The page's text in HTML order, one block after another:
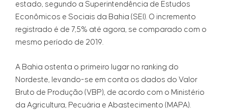
estado, segundo a Superintendência de Estudos
Econômicos e Sociais da Bahia (SEI). O incremento
registrado é de 7,5% até agora, se comparado com o
mesmo período de 2019.
A Bahia ostenta o primeiro lugar no ranking do
Nordeste, levando-se em conta os dados do Valor
Bruto de Produção (VBP), de acordo com o Ministério
da Agricultura, Pecuária e Abastecimento (MAPA).